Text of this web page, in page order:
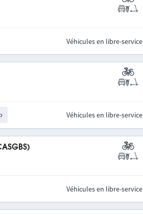
Véhicules en libre-service
Véhicules en libre-service
Véhicules en libre-service